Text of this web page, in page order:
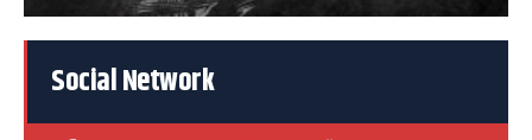
Social Network